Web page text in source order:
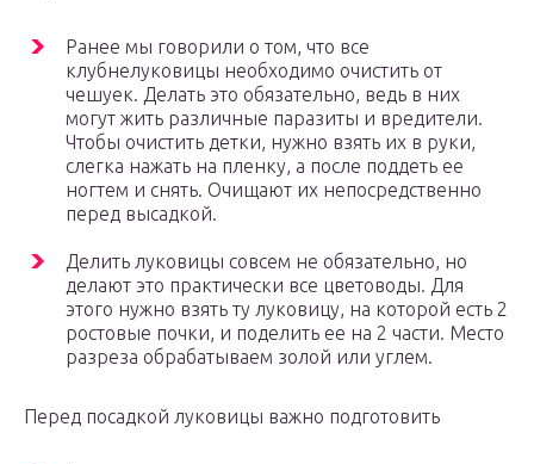
Ранее мы говорили о том, что все
клубнелуковицы необходимо очистить от
чешуек. Делать это обязательно, ведь в них
могут жить различные паразиты и вредители.
Чтобы очистить детки, нужно взять их в руки,
слегка нажать на пленку, а после поддеть ее
ногтем и снять. Очищают их непосредственно
перед высадкой.
Делить луковицы совсем не обязательно, но
делают это практически все цветоводы. Для
этого нужно взять ту луковицу, на которой есть 2
ростовые почки, и поделить ее на 2 части. Место
разреза обрабатываем золой или углем.
Перед посадкой луковицы важно подготовить